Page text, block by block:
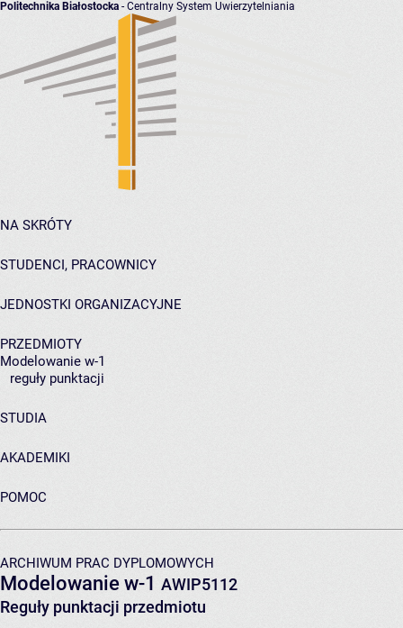
Politechnika Białostocka - Centralny System Uwierzytelniania
NA SKRÓTY
STUDENCI, PRACOWNICY
JEDNOSTKI ORGANIZACYJNE
PRZEDMIOTY
Modelowanie w-1
reguły punktacji
STUDIA
AKADEMIKI
POMOC
ARCHIWUM PRAC DYPLOMOWYCH
Modelowanie w-1 AWIP5112
Reguły punktacji przedmiotu